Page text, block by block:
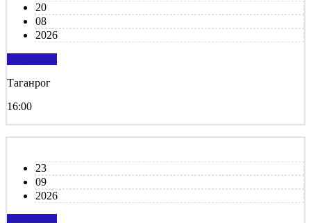
20
08
2026
Таганрог
16:00
23
09
2026